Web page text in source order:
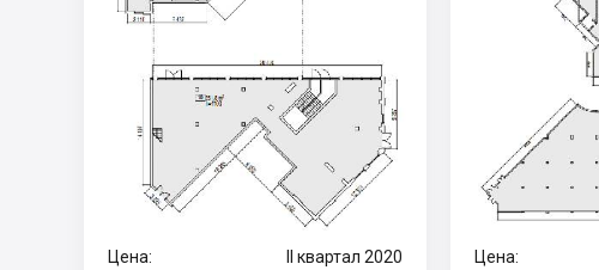
Цена: II квартал 2020 Цена: